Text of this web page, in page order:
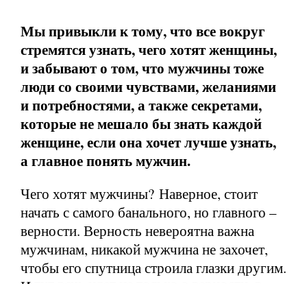
Мы привыкли к тому, что все вокруг
стремятся узнать, чего хотят женщины,
и забывают о том, что мужчины тоже
люди со своими чувствами, желаниями
и потребностями, а также секретами,
которые не мешало бы знать каждой
женщине, если она хочет лучше узнать,
а главное понять мужчин.
Чего хотят мужчины? Наверное, стоит
начать с самого банального, но главного –
верности. Верность невероятна важна
мужчинам, никакой мужчина не захочет,
чтобы его спутница строила глазки другим.